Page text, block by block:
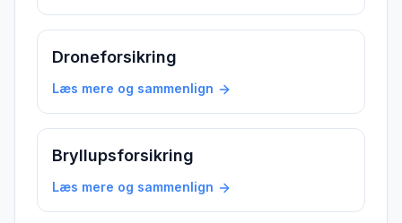
Droneforsikring
Læs mere og sammenlign
Bryllupsforsikring
Læs mere og sammenlign